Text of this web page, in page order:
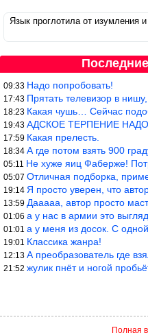
Язык проглотила от изумления
09:33 Надо попробовать!
17:43 Прятать телевизор в нишу,
18:23 Какая чушь… Сейчас подобные
19:43 АДСКОЕ ТЕРПЕНИЕ НАДО
17:59 Какая прелесть.
18:34 А где потом взять 900
05:11 Не хуже яиц Фаберже!
05:07 Отличная подборка, пример
19:14 Я просто уверен, что автор
13:59 Дааааа, автор просто мастак
01:06 а у нас в армии это
01:01 а у меня из досок. С одной
19:01 Классика жанра!
12:13 А преобразователь где
21:52 жулик пнёт и ногой пробьёт
Полная